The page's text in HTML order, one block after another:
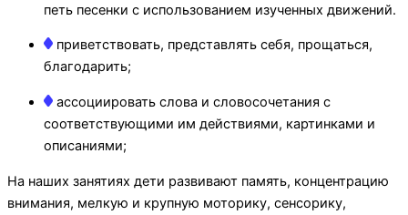
петь песенки с использованием изученных движений.
приветствовать, представлять себя, прощаться,
благодарить;
ассоциировать слова и словосочетания с
соответствующими им действиями, картинками и
описаниями;
На наших занятиях дети развивают память, концентрацию
внимания, мелкую и крупную моторику, сенсорику,